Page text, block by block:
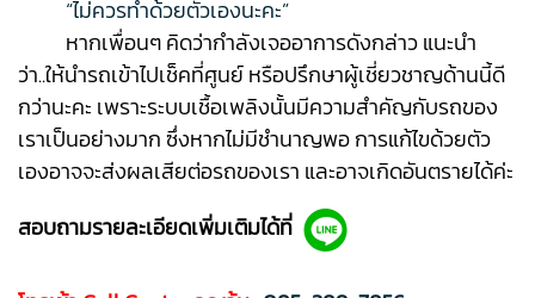
“ไม่ควรทำด้วยตัวเองนะคะ”
หากเพื่อนๆ คิดว่ากำลังเจออาการดังกล่าว แนะนำ
ว่า..ให้นำรถเข้าไปเช็คที่ศูนย์ หรือปรึกษาผู้เชี่ยวชาญด้านนี้ดี
กว่านะคะ เพราะระบบเชื้อเพลิงนั้นมีความสำคัญกับรถของ
เราเป็นอย่างมาก ซึ่งหากไม่มีชำนาญพอ การแก้ไขด้วยตัว
เองอาจจะส่งผลเสียต่อรถของเรา และอาจเกิดอันตรายได้ค่ะ
สอบถามรายละเอียดเพิ่มเติมได้ที่